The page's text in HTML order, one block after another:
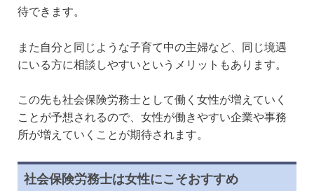
待できます。
また自分と同じような子育て中の主婦など、同じ境遇
にいる方に相談しやすいというメリットもあります。
この先も社会保険労務士として働く女性が増えていく
ことが予想されるので、女性が働きやすい企業や事務
所が増えていくことが期待されます。
社会保険労務士は女性にこそおすすめ